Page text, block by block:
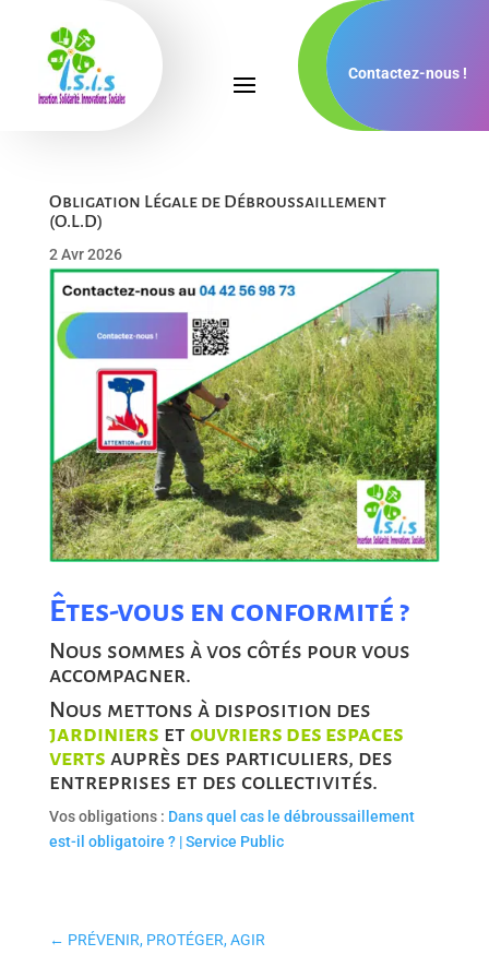
Contactez-nous !
Obligation Légale de Débroussaillement
(O.L.D)
2 Avr 2026
Êtes-vous en conformité ?
Nous sommes à vos côtés pour vous
accompagner.
Nous mettons à disposition des
jardiniers et ouvriers des espaces
verts auprès des particuliers, des
entreprises et des collectivités.
Vos obligations : Dans quel cas le débroussaillement
est-il obligatoire ? | Service Public
← PRÉVENIR, PROTÉGER, AGIR